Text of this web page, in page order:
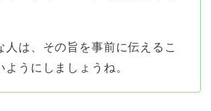
人は、その旨を事前に伝えるこ
ようにしましょうね。